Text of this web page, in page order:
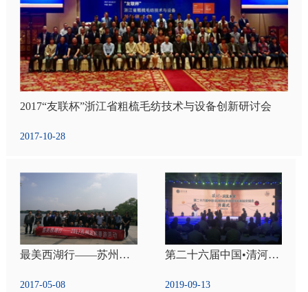
2017“友联杯”浙江省粗梳毛纺技术与设备创新研讨会
2017-10-28
最美西湖行——苏州友联2017春游活动
2017-05-08
第二十六届中国•清河国际羊绒及绒毛制品交易会
2019-09-13